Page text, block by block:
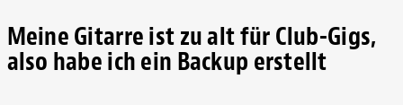
Meine Gitarre ist zu alt für Club-Gigs,
also habe ich ein Backup erstellt